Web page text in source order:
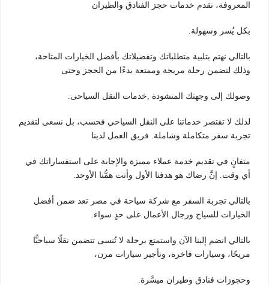
المعروفة، نقدم خدمات حجز الفنادق والطيران
بكل يُسر وسهولة.
بالتالي نهتم بتلبية متطلباتك وتفضيلاتك بأفضل الخيارات المتاحة،
وذلك لتضمن رحلة مريحة وممتعة بدءًا من الحجز وحتى
وصولك إلى وجهتك المنشودة ,خدمات النقل السياحى.
لذلك لا تقتصر خدماتنا على النقل السياحي فحسب، بل نسعى لتقديم
تجربة سفر متكاملة وشاملة. فريق العمل لدينا
متفانٍ في تقديم خدمة عملاء مميزة والإجابة على استفساراتك في
أي وقت. إنَّ رضاك هو هدفنا الأول وأنت همُّنا الأوحد.
بالتالي تجربة السفر مع شركة سياحة في مصر تعد ضمن أفضل
الخيارات للسياح ورجال الأعمال على حدٍ سواء.
بالتالي انضم إلينا الآن واستمتع برحلة لا تُنسى تتضمن نقلًا سياحيًّا
مريحًا، وسيارات فاخرة، وتأجير سيارات مرن،
وحجوزات فنادق وطيران ميسَّرة.